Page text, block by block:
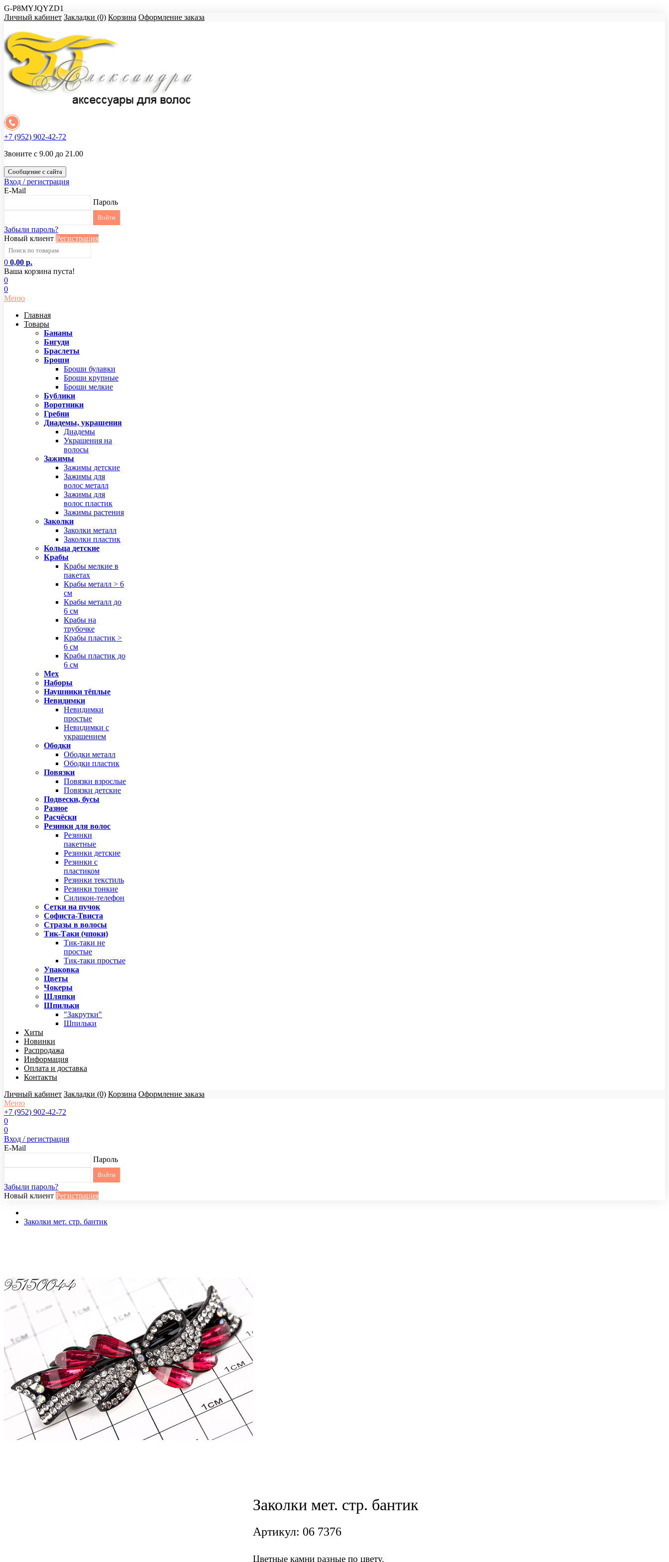
G-P8MYJQYZD1
Личный кабинет Закладки (0) Корзина Оформление заказа
+7 (952) 902-42-72
Звоните с 9.00 до 21.00
Сообщение с сайта
Вход / регистрация
E-Mail
Пароль
Забыли пароль?
Новый клиент Регистрация
0 0,00 р.
Ваша корзина пуста!
0
0
Меню
Главная
Товары
Бананы
Бигуди
Браслеты
Броши
Броши булавки
Броши крупные
Броши мелкие
Бублики
Воротники
Гребни
Диадемы, украшения
Диадемы
Украшения на
волосы
Зажимы
Зажимы детские
Зажимы для
волос металл
Зажимы для
волос пластик
Зажимы растения
Заколки
Заколки металл
Заколки пластик
Кольца детские
Крабы
Крабы мелкие в
пакетах
Крабы металл > 6
см
Крабы металл до
6 см
Крабы на
трубочке
Крабы пластик >
6 см
Крабы пластик до
6 см
Мех
Наборы
Наушники тёплые
Невидимки
Невидимки
простые
Невидимки с
украшением
Ободки
Ободки металл
Ободки пластик
Повязки
Повязки взрослые
Повязки детские
Подвески, бусы
Разное
Расчёски
Резинки для волос
Резинки
пакетные
Резинки детские
Резинки с
пластиком
Резинки текстиль
Резинки тонкие
Силикон-телефон
Сетки на пучок
Софиста-Твиста
Стразы в волосы
Тик-Таки (чпоки)
Тик-таки не
простые
Тик-таки простые
Упаковка
Цветы
Чокеры
Шляпки
Шпильки
"Закрутки"
Шпильки
Хиты
Новинки
Распродажа
Информация
Оплата и доставка
Контакты
Личный кабинет Закладки (0) Корзина Оформление заказа
Меню
+7 (952) 902-42-72
0
0
Вход / регистрация
E-Mail
Пароль
Забыли пароль?
Новый клиент Регистрация
Заколки мет. стр. бантик
Заколки мет. стр. бантик
Артикул: 06 7376
Цветные камни разные по цвету.